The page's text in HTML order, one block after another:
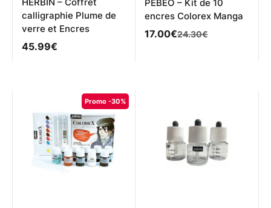
calligraphie Plume de
verre et Encres
45.99€
PEBEO – Kit de 10
encres Colorex Manga
24.30€
Le
17.00€
Le
Promo -30%